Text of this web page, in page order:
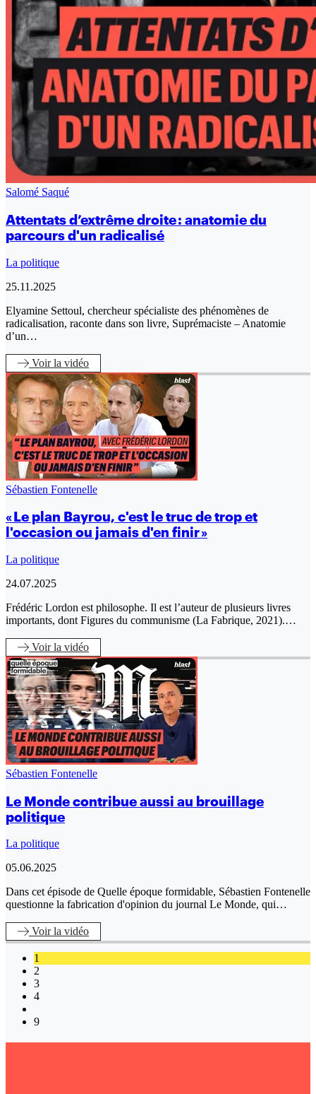
Salomé Saqué
Attentats d’extrême droite : anatomie du
parcours d'un radicalisé
La politique
25.11.2025
Elyamine Settoul, chercheur spécialiste des phénomènes de
radicalisation, raconte dans son livre, Suprémaciste – Anatomie
d’un…
Voirla vidéo
Sébastien Fontenelle
« Le plan Bayrou, c'est le truc de trop et
l'occasion ou jamais d'en finir »
La politique
24.07.2025
Frédéric Lordon est philosophe. Il est l’auteur de plusieurs livres
importants, dont Figures du communisme (La Fabrique, 2021).…
Voirla vidéo
Sébastien Fontenelle
Le Monde contribue aussi au brouillage
politique
La politique
05.06.2025
Dans cet épisode de Quelle époque formidable, Sébastien Fontenelle
questionne la fabrication d'opinion du journal Le Monde, qui…
Voirla vidéo
1
2
3
4
9